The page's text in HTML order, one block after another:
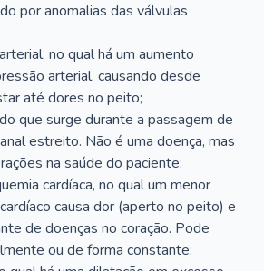
por anomalias das válvulas
no qual há um aumento
arterial, causando desde
até dores no peito;
que surge durante a passagem de
estreito. Não é uma doença, mas
na saúde do paciente;
cardíaca, no qual um menor
causa dor (aperto no peito) e
de doenças no coração. Pode
ou de forma constante;